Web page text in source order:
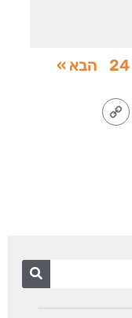
24 הבא »
LinkedIn